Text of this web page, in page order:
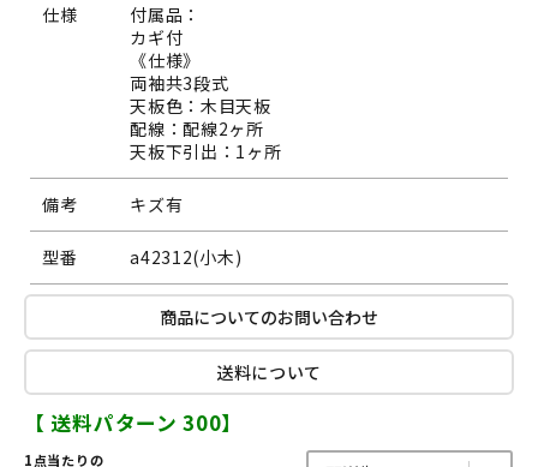
仕様
付属品：
カギ付
《仕様》
両袖共3段式
天板色：木目天板
配線：配線2ヶ所
天板下引出：1ヶ所
備考 キズ有
型番 a42312(小木)
商品についてのお問い合わせ
送料について
【 送料パターン 300】
1点当たりの